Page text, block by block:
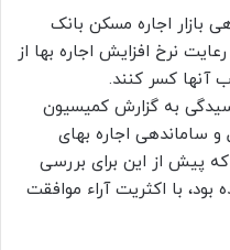
بازار اجاره مسکن بانک
نرخ افزایش اجاره بها از
آنها کسر کنند.
به گزارش کمیسیون
و ساماندهی اجاره بهای
(۸) این طرح که پیش از این برای بررسی
با اکثریت آراء موافقت